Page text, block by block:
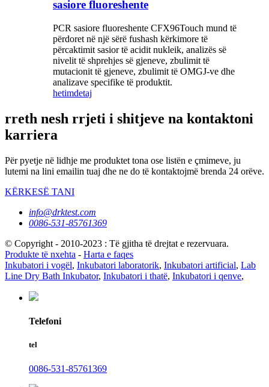
sasiore fluoreshente
PCR sasiore fluoreshente CFX96Touch mund të
përdoret në një sërë fushash kërkimore të
përcaktimit sasior të acidit nukleik, analizës së
nivelit të shprehjes së gjeneve, zbulimit të
mutacionit të gjeneve, zbulimit të OMGJ-ve dhe
analizave specifike të produktit.
hetimdetaj
rreth nesh rrjeti i shitjeve na kontaktoni
karriera
Për pyetje në lidhje me produktet tona ose listën e çmimeve, ju
lutemi na lini emailin tuaj dhe ne do të kontaktojmë brenda 24 orëve.
KËRKESË TANI
info@drktest.com
0086-531-85761369
© Copyright - 2010-2023 : Të gjitha të drejtat e rezervuara.
Produkte të nxehta - Harta e faqes
Inkubatori i vogël, Inkubatori laboratorik, Inkubatori artificial, Lab
Line Dry Bath Inkubator, Inkubatori i thatë, Inkubatori i qenve,
Telefoni
tel
0086-531-85761369